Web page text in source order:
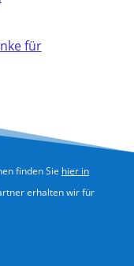
für
finden Sie hier in
erhalten wir für